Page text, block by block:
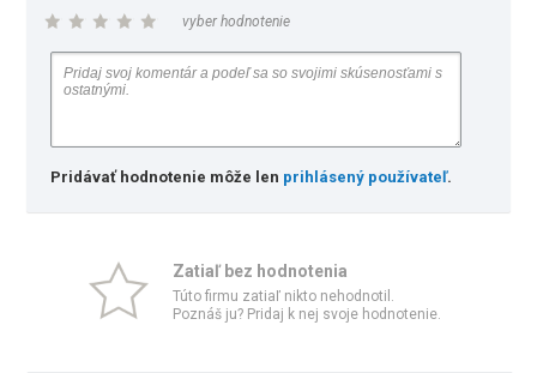
vyber hodnotenie
Pridávať hodnotenie môže len prihlásený používateľ.
Zatiaľ bez hodnotenia
Túto firmu zatiaľ nikto nehodnotil.
Poznáš ju? Pridaj k nej svoje hodnotenie.